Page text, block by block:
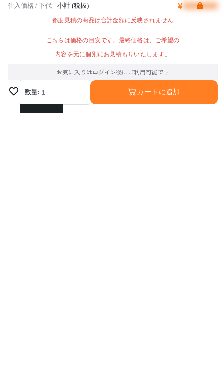
仕入価格 / 下代 小計 (税抜) ¥
都度見積の商品は合計金額に反映されません
こちらは価格の目安です。最終価格は、ご希望の
内容を元に個別にお見積もりいたします。
お気に入りはログイン後にご利用可能です
数量: 1
1
カートに追加